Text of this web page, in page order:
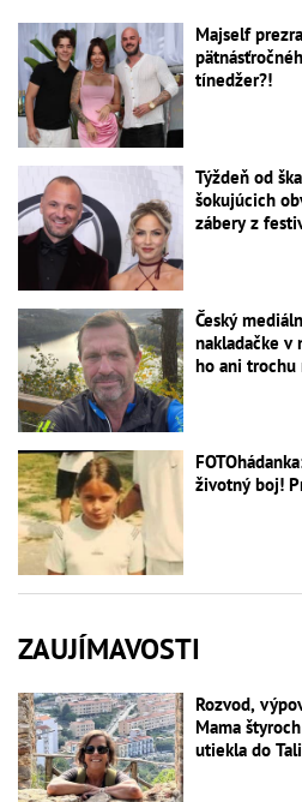
Majself
tínedžer?!
Týždeň od
šokujúcich
zábery z
Český
nakladačke v
ho ani
životný boj!
ZAUJÍMAVOSTI
Rozvod,
Mama
utiekla do